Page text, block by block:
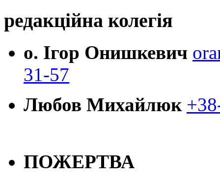
редакційна колегія
о. Ігор Онишкевич
31-57
Любов Михайлюк
ПОЖЕРТВА